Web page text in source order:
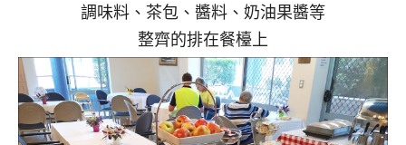
調味料、茶包、醬料、奶油果醬等
整齊的排在餐檯上